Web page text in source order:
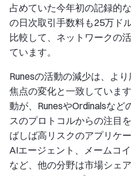
占めていた今年初の記録的
の日次取引手数料も25万ド
比較して、ネットワークの
ています。
Runesの活動の減少は、よ
焦点の変化と一致していま
動が、RunesやOrdinalsなど
スのプロトコルからの注目
ばしば高リスクのアプリケ
AIエージェント、メームコ
など、他の分野は市場シェ